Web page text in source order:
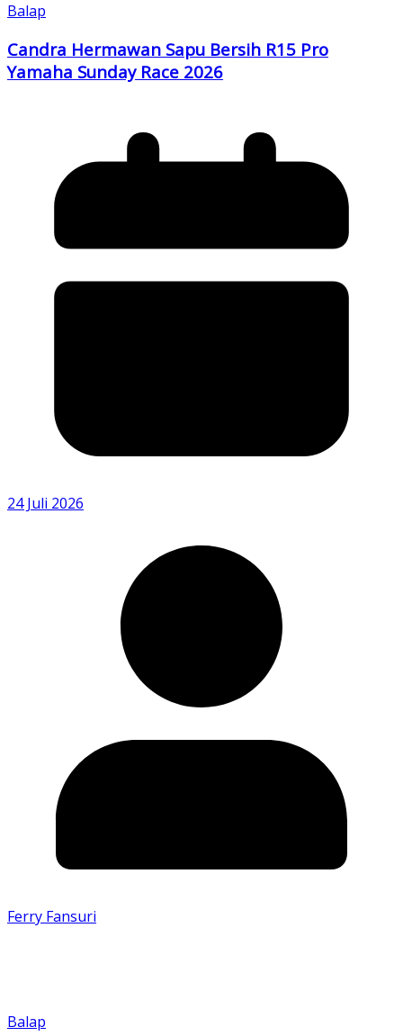
Balap
Candra Hermawan Sapu Bersih R15 Pro
Yamaha Sunday Race 2026
24 Juli 2026
Ferry Fansuri
Balap